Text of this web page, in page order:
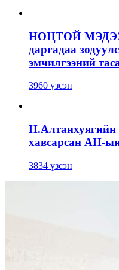
НОЦТОЙ МЭДЭЭ:
даргадаа
эмчилгээний
3960 үзсэн
Н.Алтанхуягийн
хавсарсан АН-
3834 үзсэн